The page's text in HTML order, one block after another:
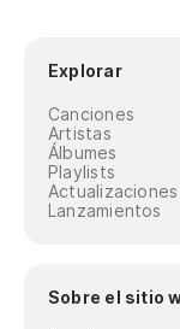
Explorar
Canciones
Artistas
Álbumes
Playlists
Actualizaciones
Lanzamientos
Sobre el sitio